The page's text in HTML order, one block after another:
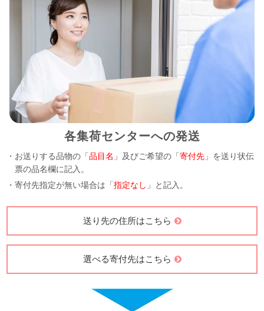
各集荷センターへの発送
・お送りする品物の「品目名 」及びご希望の「寄付先 」を送り状伝
票の品名欄に記入。
・寄付先指定が無い場合は「指定なし 」と記入。
送り先の住所はこちら
選べる寄付先はこちら